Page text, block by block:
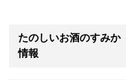
たのしいお酒のすみか
情報